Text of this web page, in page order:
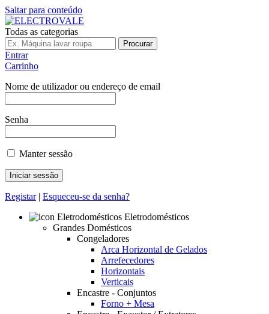
Saltar para conteúdo
Todas as categorias
Procurar
Entrar
Carrinho
Nome de utilizador ou endereço de email
Senha
Manter sessão
Registar| Esqueceu-se da senha?
Eletrodomésticos
Grandes Domésticos
Congeladores
Arca Horizontal de Gelados
Arrefecedores
Horizontais
Verticais
Encastre - Conjuntos
Forno + Mesa